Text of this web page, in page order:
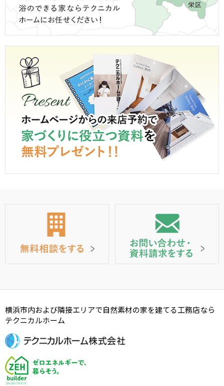
横浜市内および隣接エリアで自然素材の家を建てる工務店なら
テクニカルホーム